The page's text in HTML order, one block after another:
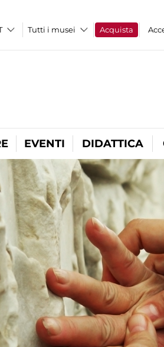
Tutti i musei Acquista
EVENTI DIDATTICA